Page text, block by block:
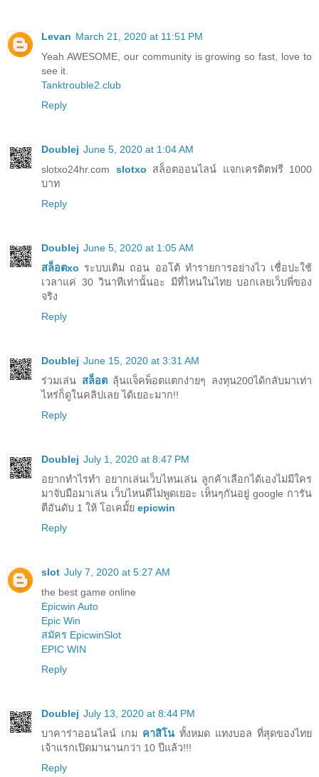
Levan March 21, 2020 at 11:51 PM
Yeah AWESOME, our community is growing so fast, love to
see it.
Tanktrouble2.club
Reply
Doublej June 5, 2020 at 1:04 AM
slotxo24hr.com slotxo สล็อตออนไลน์ แจกเครดิตฟรี 1000
บาท
Reply
Doublej June 5, 2020 at 1:05 AM
สล็อตxo ระบบเติม ถอน ออโต้ ทำรายการอย่างไว เชื่อปะใช้
เวลาแค่ 30 วินาทีเท่านั้นอะ มีที่ไหนในไทย บอกเลยเว็บพี่ของ
จริง
Reply
Doublej June 15, 2020 at 3:31 AM
ร่วมเล่น สล็อตลุ้นแจ็คพ็อตแตกง่ายๆ ลงทุน200ได้กลับมาเท่า
ไหร่ก็ดูในคลิปเลย ได้เยอะมาก!!
Reply
Doublej July 1, 2020 at 8:47 PM
อยากทำไรทำ อยากเล่นเว็บไหนเล่น ลูกค้าเลือกได้เองไม่มีใคร
มาจับมือมาเล่น เว็บไหนดีไม่พูดเยอะ เห็นๆกันอยู่ google การัน
ตีอันดับ 1 ให้ โอเคมั้ย epicwin
Reply
slot July 7, 2020 at 5:27 AM
the best game online
Epicwin Auto
Epic Win
สมัคร EpicwinSlot
EPIC WIN
Reply
Doublej July 13, 2020 at 8:44 PM
บาคาร่าออนไลน์ เกม คาสิโน ทั้งหมด แทงบอล ที่สุดของไทย
เจ้าแรกเปิดมานานกว่า 10 ปีแล้ว!!!
Reply